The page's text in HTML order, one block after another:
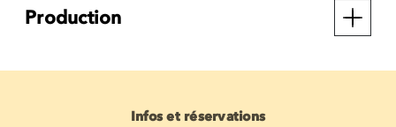
Production
Infos et réservations